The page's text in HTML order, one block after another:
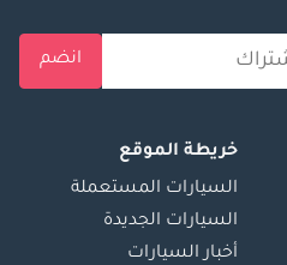
انضم
خريطة الموقع
السيارات المستعملة
السيارات الجديدة
أخبار السيارات